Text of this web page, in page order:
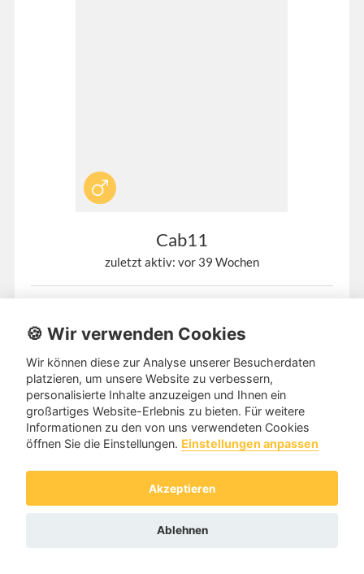
Cab11
zuletzt aktiv: vor 39 Wochen
Ich hab im letzten Jahr meinen ersten Standard-Tanzkurs
Weiterlesen
Kategorie: Freizeit-Gesellschaftstanz (Standard und
Latein)
Nachricht senden Zum Profil
🍪 Wir verwenden Cookies
Wir können diese zur Analyse unserer Besucherdaten
platzieren, um unsere Website zu verbessern,
personalisierte Inhalte anzuzeigen und Ihnen ein
großartiges Website-Erlebnis zu bieten. Für weitere
Informationen zu den von uns verwendeten Cookies
öffnen Sie die Einstellungen. Einstellungen anpassen
Akzeptieren
Ablehnen